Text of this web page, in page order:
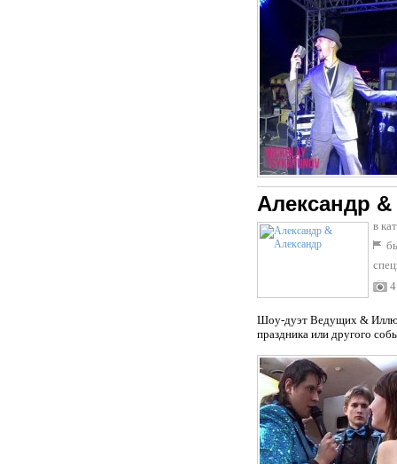
Александр
в
4
Шоу-дуэт Ведущих &
праздника или другого